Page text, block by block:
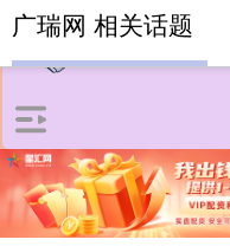
广瑞网 相关话题